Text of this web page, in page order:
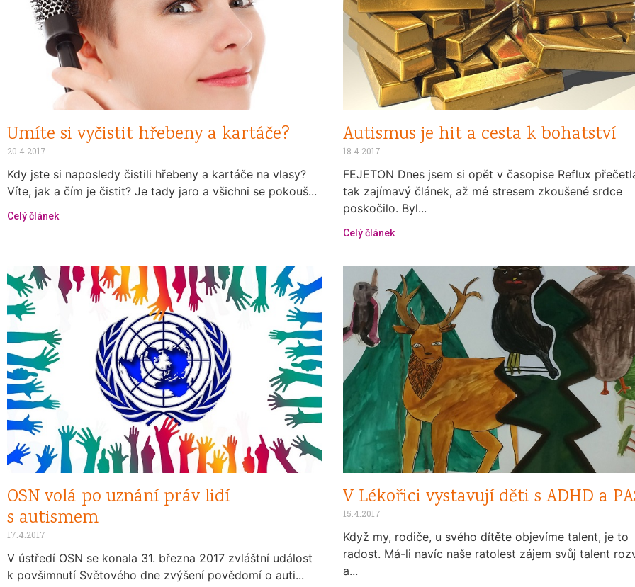
Umíte si vyčistit hřebeny a kartáče?
20.4.2017
Kdy jste si naposledy čistili hřebeny a kartáče na vlasy?
Víte, jak a čím je čistit? Je tady jaro a všichni se pokouš...
Celý článek
Autismus je hit a cesta k bohatství
18.4.2017
FEJETON Dnes jsem si opět v časopise Reflux
tak zajímavý článek, až mé stresem zkoušené srdce
poskočilo. Byl...
Celý článek
OSN volá po uznání práv lidí
s autismem
17.4.2017
V ústředí OSN se konala 31. března 2017 zvláštní událost
k povšimnutí Světového dne zvýšení povědomí o auti...
V Lékořici vystavují děti s ADHD a
15.4.2017
Když my, rodiče, u svého dítěte objevíme talent, je to
radost. Má-li navíc naše ratolest zájem svůj talent
a...